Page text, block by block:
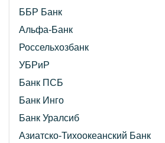
ББР Банк
Альфа-Банк
Россельхозбанк
УБРиР
Банк ПСБ
Банк Инго
Банк Уралсиб
Азиатско-Тихоокеанский Банк